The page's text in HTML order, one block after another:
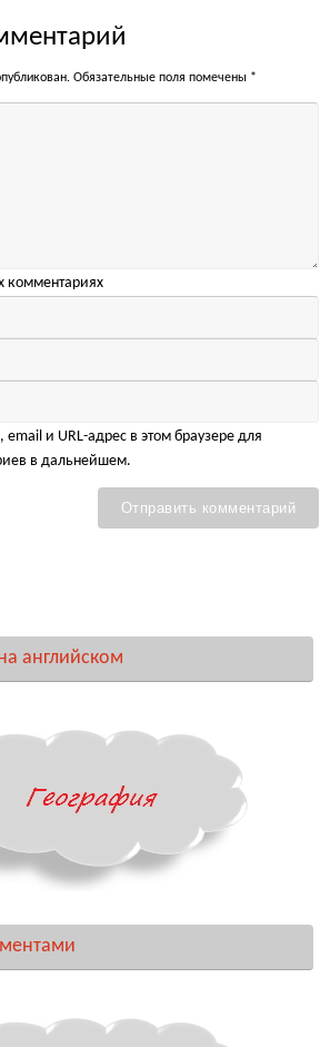
Обязательные поля помечены *
комментариях
и URL-адрес в этом браузере для
в дальнейшем.
английском